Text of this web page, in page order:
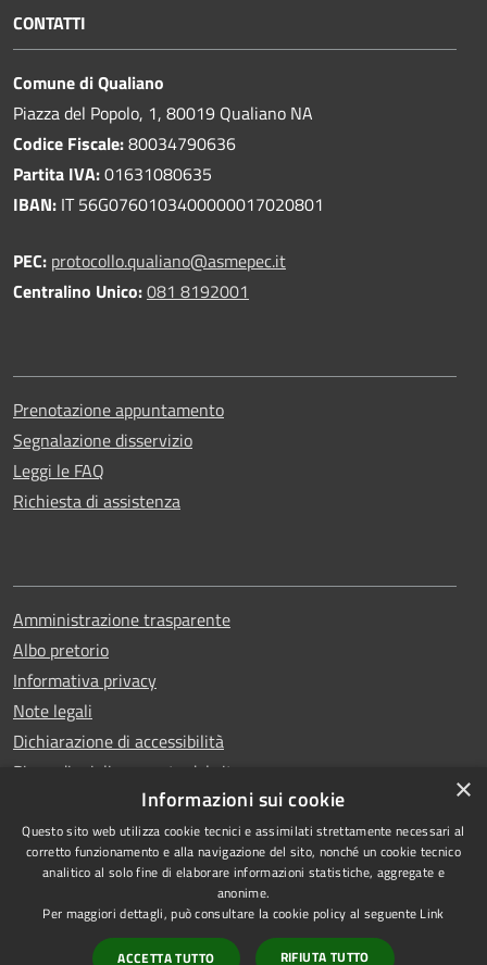
CONTATTI
Comune di Qualiano
Piazza del Popolo, 1, 80019 Qualiano NA
Codice Fiscale:80034790636
Partita IVA:01631080635
IBAN: IT 56G0760103400000017020801
PEC: protocollo.qualiano@asmepec.it
Centralino Unico:081 8192001
Prenotazione appuntamento
Segnalazione disservizio
Leggi le FAQ
Richiesta di assistenza
Amministrazione trasparente
Albo pretorio
Informativa privacy
Note legali
Dichiarazione di accessibilità
Piano di miglioramento del sito
RSS
Accessibilità
Copyright © 2026 • Comune di
Qualiano • Powered by
Municipium•Accesso
×
Informazioni sui cookie
Questo sito web utilizza cookie tecnici e assimilati strettamente necessari al
corretto funzionamento e alla navigazione del sito, nonché un cookie tecnico
analitico al solo fine di elaborare informazioni statistiche, aggregate e
anonime.
Per maggiori dettagli, può consultare la cookie policy al seguente Link
ACCETTA TUTTO RIFIUTA TUTTO